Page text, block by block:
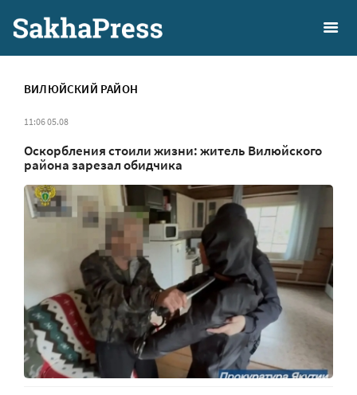
ВИЛЮЙСКИЙ РАЙОН
11:06 05.08
Оскорбления стоили жизни: житель Вилюйского
района зарезал обидчика